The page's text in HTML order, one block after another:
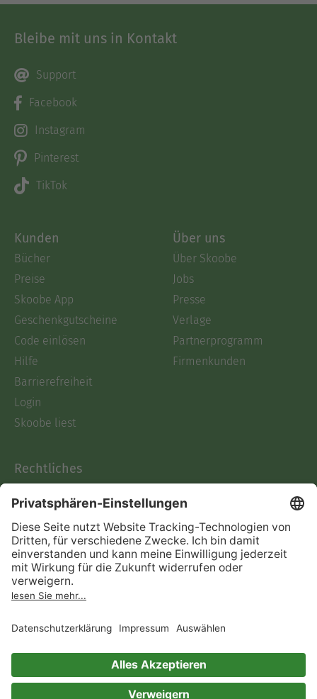
Bleibe mit uns in Kontakt
Support
Facebook
Instagram
Pinterest
TikTok
Kunden
Bücher
Preise
Skoobe App
Geschenkgutscheine
Code einlösen
Hilfe
Barrierefreiheit
Login
Skoobe liest
Über uns
Über Skoobe
Jobs
Presse
Verlage
Partnerprogramm
Firmenkunden
Rechtliches
AGB
Informationen nach Data
Act
Verträge hier kündigen
Impressum
Immer ein gutes Buch